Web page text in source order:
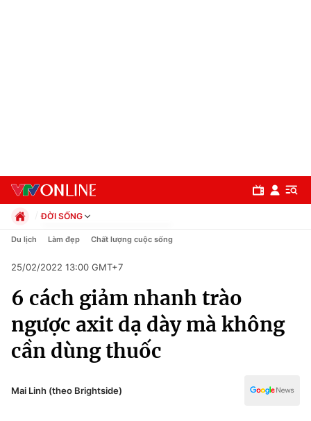
Chuyên mục
Chính trị
Xã hội
Pháp luật
ĐỜI SỐNG
Chính trị
Pháp luật
Kinh tế
Thể thao
Truyền hình
Văn hóa - Giải trí
Công nghệ
Du lịch Làm đẹp Chất lượng cuộc sống
25/02/2022 13:00 GMT+7
6 cách giảm nhanh trào
ngược axit dạ dày mà không
cần dùng thuốc
Mai Linh (theo Brightside)